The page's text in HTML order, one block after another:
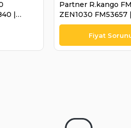
|
Partner R.kango
ZEN1030 FM53657
1006209646